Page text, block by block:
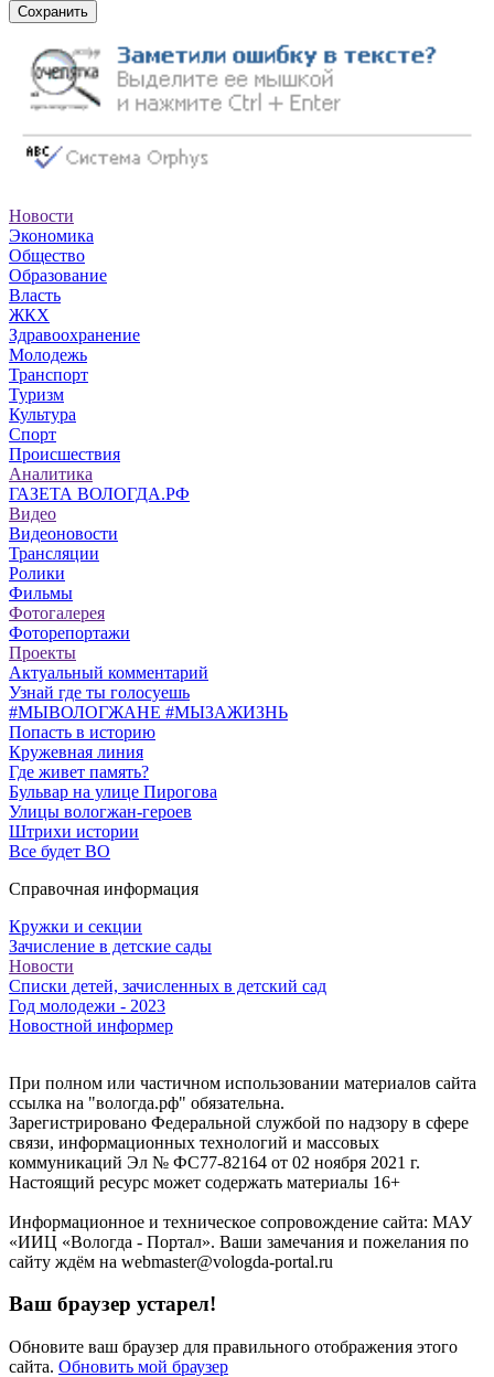
Сохранить
Новости
Экономика
Общество
Образование
Власть
ЖКХ
Здравоохранение
Молодежь
Транспорт
Туризм
Культура
Спорт
Происшествия
Аналитика
ГАЗЕТА ВОЛОГДА.РФ
Видео
Видеоновости
Трансляции
Ролики
Фильмы
Фотогалерея
Фоторепортажи
Проекты
Актуальный комментарий
Узнай где ты голосуешь
#МЫВОЛОГЖАНЕ #МЫЗАЖИЗНЬ
Попасть в историю
Кружевная линия
Где живет память?
Бульвар на улице Пирогова
Улицы вологжан-героев
Штрихи истории
Все будет ВО
Справочная информация
Кружки и секции
Зачисление в детские сады
Новости
Списки детей, зачисленных в детский сад
Год молодежи - 2023
Новостной информер
При полном или частичном использовании материалов сайта
ссылка на "вологда.рф" обязательна.
Зарегистрировано Федеральной службой по надзору в сфере
связи, информационных технологий и массовых
коммуникаций Эл № ФС77-82164 от 02 ноября 2021 г.
Настоящий ресурс может содержать материалы 16+
Информационное и техническое сопровождение сайта: МАУ
«ИИЦ «Вологда - Портал». Ваши замечания и пожелания по
сайту ждём на webmaster@vologda-portal.ru
Ваш браузер устарел!
Обновите ваш браузер для правильного отображения этого
сайта. Обновить мой браузер